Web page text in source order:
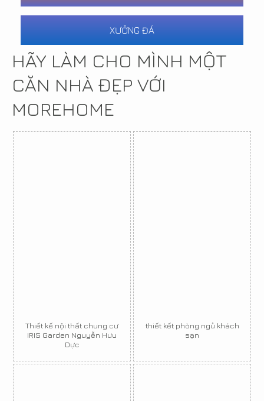
XƯỞNG ĐÁ
HÃY LÀM CHO MÌNH MỘT
CĂN NHÀ ĐẸP VỚI
MOREHOME
Thiết kế nội thất chung cư
IRIS Garden Nguyễn Hưu
Dực
thiết kết phòng ngủ khách
sạn